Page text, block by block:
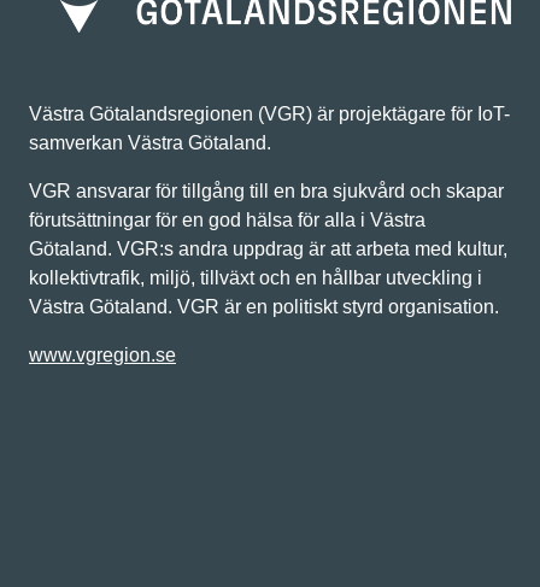
Västra Götalandsregionen (VGR) är projektägare för IoT-
samverkan Västra Götaland.
VGR ansvarar för tillgång till en bra sjukvård och skapar
förutsättningar för en god hälsa för alla i Västra
Götaland. VGR:s andra uppdrag är att arbeta med kultur,
kollektivtrafik, miljö, tillväxt och en hållbar utveckling i
Västra Götaland. VGR är en politiskt styrd organisation.
www.vgregion.se